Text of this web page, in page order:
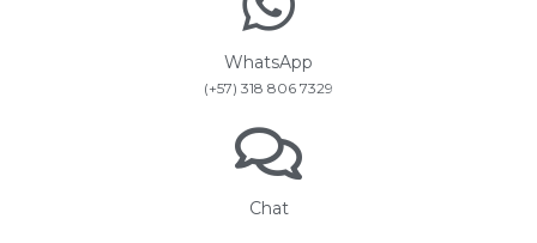
WhatsApp
(+57) 318 806 7329
Chat